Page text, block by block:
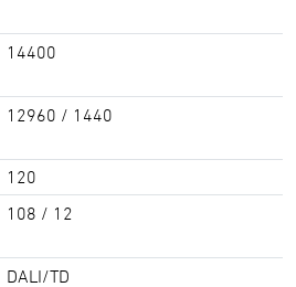
14400
12960 / 1440
120
108 / 12
DALI/TD